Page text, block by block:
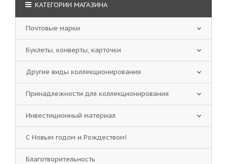
КАТЕГОРИИ МАГАЗИНА
Почтовые марки
Буклеты, конверты, карточки
Другие виды коллекционирования
Принадлежности для коллекционирования
Инвестиционный материал
С Новым годом и Рождеством!
Благотворительность